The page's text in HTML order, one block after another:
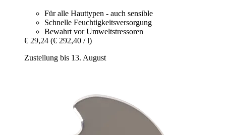
Für alle Hauttypen - auch sensible
Schnelle Feuchtigkeitsversorgung
Bewahrt vor Umweltstressoren
€ 29,24 (€ 292,40 / l)
Zustellung bis 13. August